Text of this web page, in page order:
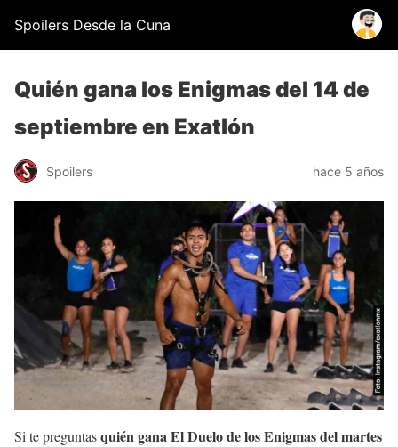
Spoilers Desde la Cuna
Quién gana los Enigmas del 14 de
septiembre en Exatlón
Spoilers hace 5 años
Si te preguntasquién gana El Duelo de los Enigmas del martes